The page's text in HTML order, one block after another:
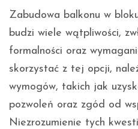
Zabudowa balkonu w
budzi wiele wątpliwości,
formalności oraz
skorzystać z tej opcji,
wymogów, takich jak
pozwoleń oraz zgód od
Niezrozumienie tych